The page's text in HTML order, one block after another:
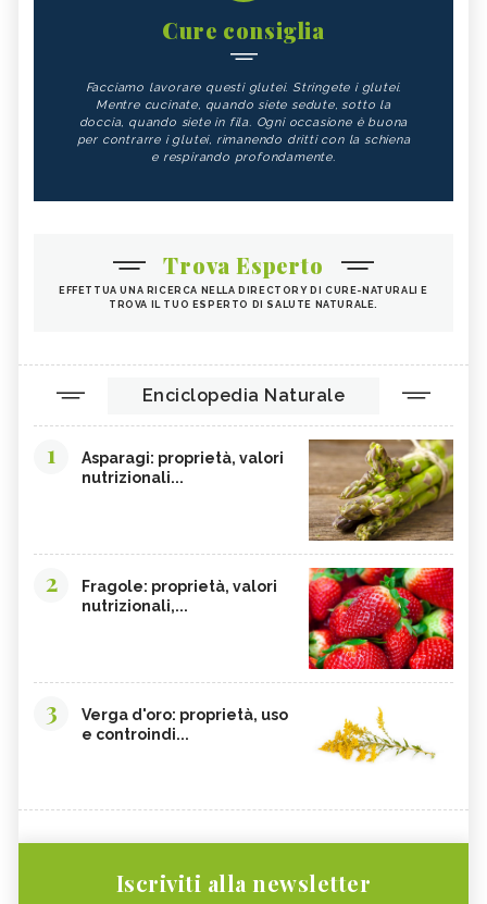
Cure consiglia
Facciamo lavorare questi glutei. Stringete i glutei.
Mentre cucinate, quando siete sedute, sotto la
doccia, quando siete in fila. Ogni occasione è buona
per contrarre i glutei, rimanendo dritti con la schiena
e respirando profondamente.
Trova Esperto
EFFETTUA UNA RICERCA NELLA DIRECTORY DI CURE-NATURALI E
TROVA IL TUO ESPERTO DI SALUTE NATURALE.
Enciclopedia Naturale
1
Asparagi: proprietà, valori
nutrizionali...
2
Fragole: proprietà, valori
nutrizionali,...
3
Verga d'oro: proprietà, uso
e controindi...
Iscriviti alla newsletter